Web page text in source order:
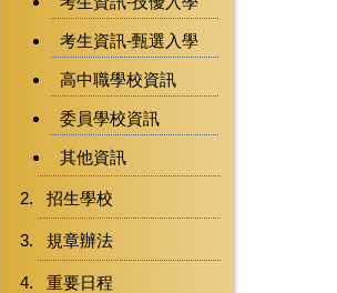
考生資訊-甄選入學
高中職學校資訊
委員學校資訊
其他資訊
招生學校
規章辦法
重要日程